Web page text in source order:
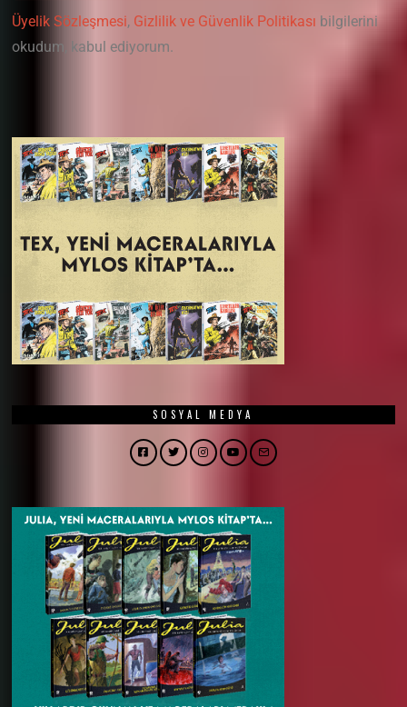
Üyelik Sözleşmesi, Gizlilik ve Güvenlik Politikası bilgilerini
okudum, kabul ediyorum.
SOSYAL MEDYA
Facebook
TwitterInstagram
YouTubeEmail